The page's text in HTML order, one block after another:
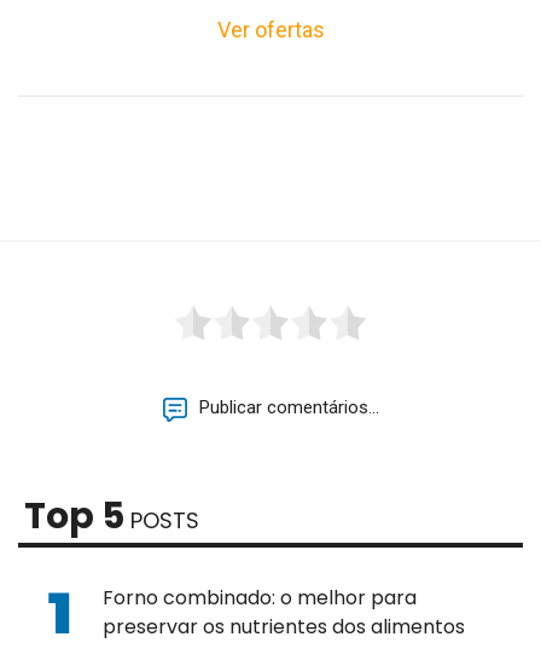
Ver ofertas
Publicar comentários...
Top 5 POSTS
Forno combinado: o melhor para
preservar os nutrientes dos alimentos